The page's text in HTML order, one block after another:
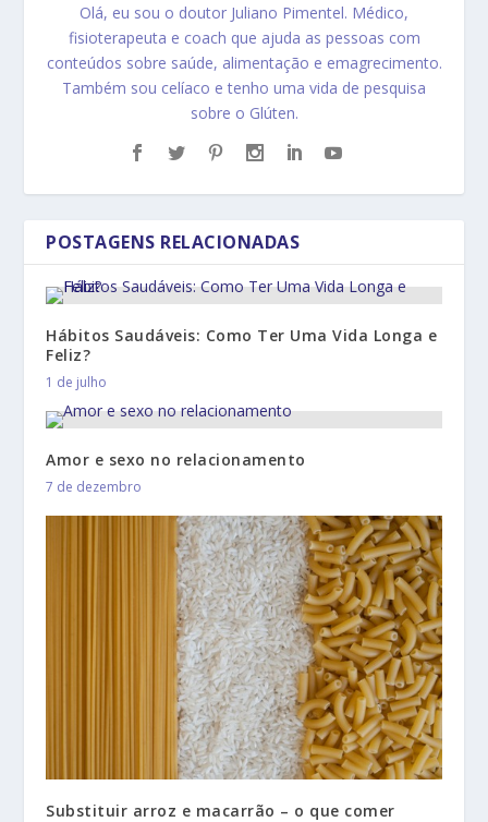
Olá, eu sou o doutor Juliano Pimentel. Médico,
fisioterapeuta e coach que ajuda as pessoas com
conteúdos sobre saúde, alimentação e emagrecimento.
Também sou celíaco e tenho uma vida de pesquisa
sobre o Glúten.
POSTAGENS RELACIONADAS
Hábitos Saudáveis: Como Ter Uma Vida Longa e
Feliz?
1 de julho
Amor e sexo no relacionamento
7 de dezembro
Substituir arroz e macarrão – o que comer